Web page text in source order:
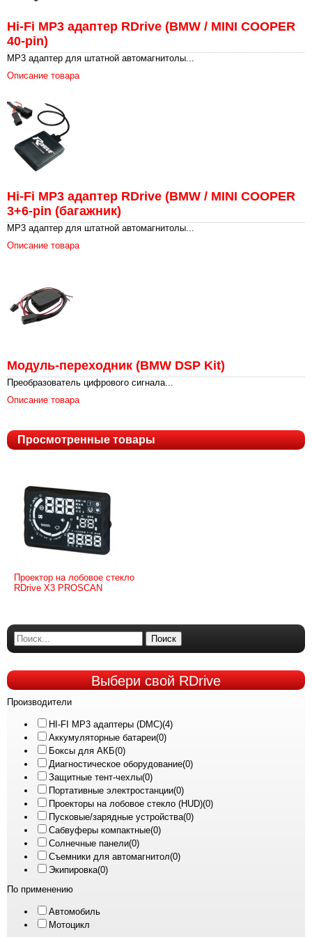
Hi-Fi MP3 адаптер RDrive (BMW / MINI COOPER
40-pin)
MP3 адаптер для штатной автомагнитолы...
Описание товара
Hi-Fi MP3 адаптер RDrive (BMW / MINI COOPER
3+6-pin (багажник)
MP3 адаптер для штатной автомагнитолы...
Описание товара
Модуль-переходник (BMW DSP Kit)
Преобразователь цифрового сигнала...
Описание товара
Просмотренные товары
Проектор на лобовое стекло
RDrive X3 PROSCAN
Поиск
Выберисвой RDrive
Производители
HI-FI MP3 адаптеры (DMC)(4)
Аккумуляторные батареи(0)
Боксы для АКБ(0)
Диагностическое оборудование(0)
Защитные тент-чехлы(0)
Портативные электростанции(0)
Проекторы на лобовое стекло (HUD)(0)
Пусковые/зарядные устройства(0)
Сабвуферы компактные(0)
Солнечные панели(0)
Съемники для автомагнитол(0)
Экипировка(0)
По применению
Автомобиль
Мотоцикл